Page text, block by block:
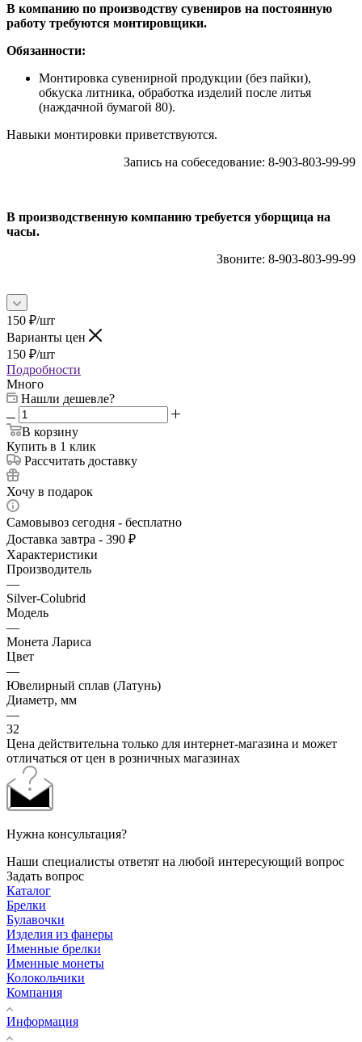
В компанию по производству сувениров на постоянную
работу требуются монтировщики.
Обязанности:
Монтировка сувенирной продукции (без пайки),
обкуска литника, обработка изделий после литья
(наждачной бумагой 80).
Навыки монтировки приветствуются.
Запись на собеседование: 8-903-803-99-99
В производственную компанию требуется уборщица на
часы.
Звоните: 8-903-803-99-99
150 ₽/шт
Варианты цен
150 ₽/шт
Подробности
Много
Нашли дешевле?
В корзину
Купить в 1 клик
Рассчитать доставку
Хочу в подарок
Самовывоз сегодня - бесплатно
Доставка завтра - 390 ₽
Характеристики
Производитель
—
Silver-Colubrid
Модель
—
Монета Лариса
Цвет
—
Ювелирный сплав (Латунь)
Диаметр, мм
—
32
Цена действительна только для интернет-магазина и может
отличаться от цен в розничных магазинах
Нужна консультация?
Наши специалисты ответят на любой интересующий вопрос
Задать вопрос
Каталог
Брелки
Булавочки
Изделия из фанеры
Именные брелки
Именные монеты
Колокольчики
Компания
Информация